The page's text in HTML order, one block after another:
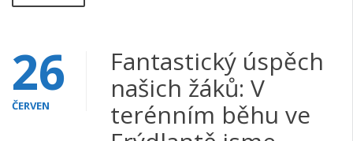
26
ČERVEN
Fantastický úspěch
našich žáků: V
terénním běhu ve